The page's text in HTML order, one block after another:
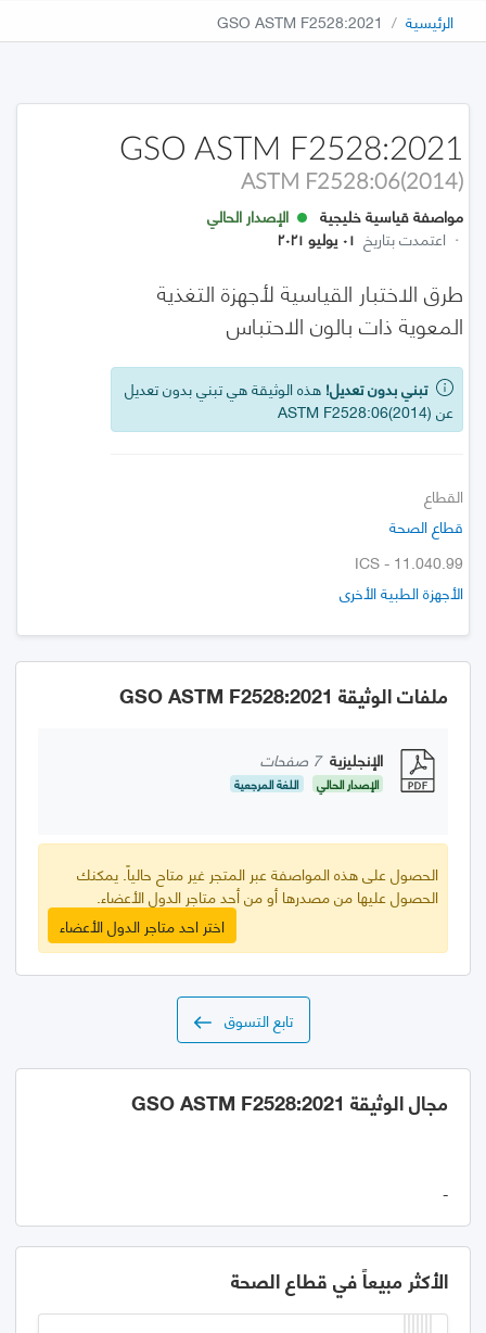
الرئيسية GSO ASTM F2528:2021
GSO ASTM F2528:2021
ASTM F2528:06(2014)
مواصفة قياسية خليجية
الإصدار الحالي
· اعتمدت بتاريخ ٠١ يوليو ٢٠٢١
طرق الاختبار القياسية لأجهزة التغذية
المعوية ذات بالون الاحتباس
تبني بدون تعديل! هذه الوثيقة هي تبني بدون تعديل
عن ASTM F2528:06(2014)
القطاع
قطاع الصحة
ICS - 11.040.99
الأجهزة الطبية الأخرى
ملفات الوثيقة GSO ASTM F2528:2021
الإنجليزية 7 صفحات
الإصدار الحالي اللغة المرجعية
الحصول على هذه المواصفة عبر المتجر غير متاح حالياً. يمكنك
الحصول عليها من مصدرها أو من أحد متاجر الدول الأعضاء.
اختر احد متاجر الدول الأعضاء
تابع التسوق
مجال الوثيقة GSO ASTM F2528:2021
-
الأكثر مبيعاً في قطاع الصحة